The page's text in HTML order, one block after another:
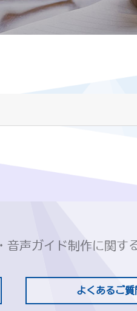
音声ガイド制作に関す
よくあるご質